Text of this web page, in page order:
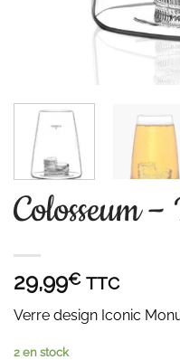
Colosseum
29,99€ TTC
Verre design Iconic
2 en stock